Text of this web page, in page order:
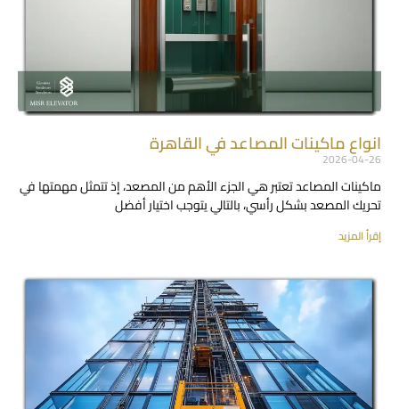
انواع ماكينات المصاعد في القاهرة
2026-04-26
ماكينات المصاعد تعتبر هي الجزء الأهم من المصعد، إذ تتمثل مهمتها في
تحريك المصعد بشكل رأسي، بالتالي يتوجب اختيار أفضل
إقرأ المزيد